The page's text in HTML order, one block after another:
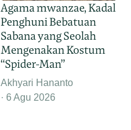
Agama mwanzae, Kadal
Penghuni Bebatuan
Sabana yang Seolah
Mengenakan Kostum
“Spider-Man”
Akhyari Hananto
6 Agu 2026